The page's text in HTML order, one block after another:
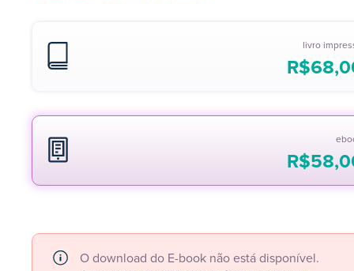
livro
R$
R$
O download do E-book não está disponível.